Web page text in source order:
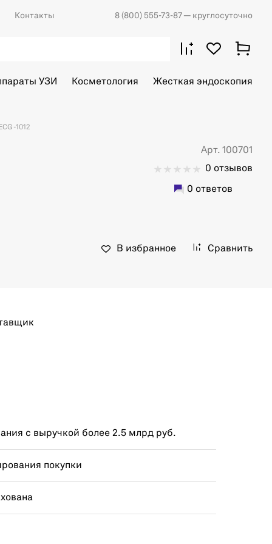
Контакты 8 (800) 555-73-87 — круглосуточно
УЗИ Косметология Жесткая эндоскопия
-1012
Арт. 100701
0 отзывов
0 ответов
В избранное Сравнить
с выручкой более 2.5 млрд руб.
покупки